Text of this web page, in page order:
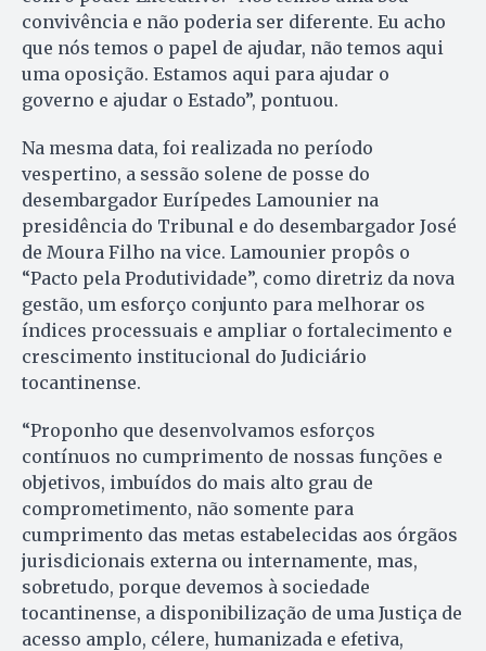
convivência e não poderia ser diferente. Eu acho
que nós temos o papel de ajudar, não temos aqui
uma oposição. Estamos aqui para ajudar o
governo e ajudar o Estado”, pontuou.
Na mesma data, foi realizada no período
vespertino, a sessão solene de posse do
desembargador Eurípedes Lamounier na
presidência do Tribunal e do desembargador José
de Moura Filho na vice. Lamounier propôs o
“Pacto pela Produtividade”, como diretriz da nova
gestão, um esforço conjunto para melhorar os
índices processuais e ampliar o fortalecimento e
crescimento institucional do Judiciário
tocantinense.
“Proponho que desenvolvamos esforços
contínuos no cumprimento de nossas funções e
objetivos, imbuídos do mais alto grau de
comprometimento, não somente para
cumprimento das metas estabelecidas aos órgãos
jurisdicionais externa ou internamente, mas,
sobretudo, porque devemos à sociedade
tocantinense, a disponibilização de uma Justiça de
acesso amplo, célere, humanizada e efetiva,